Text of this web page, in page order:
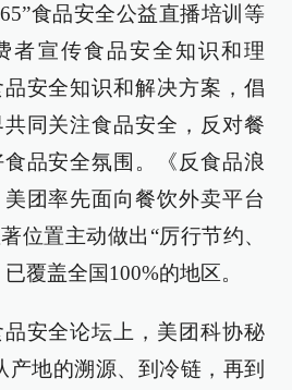
食品安全公益直播培训等
者宣传食品安全知识和理
安全知识和解决方案，倡
同关注食品安全，反对餐
品安全氛围。《反食品浪
团率先面向餐饮外卖平台
位置主动做出“厉行节约、
覆盖全国100%的地区。
安全论坛上，美团科协秘
产地的溯源、到冷链，再到